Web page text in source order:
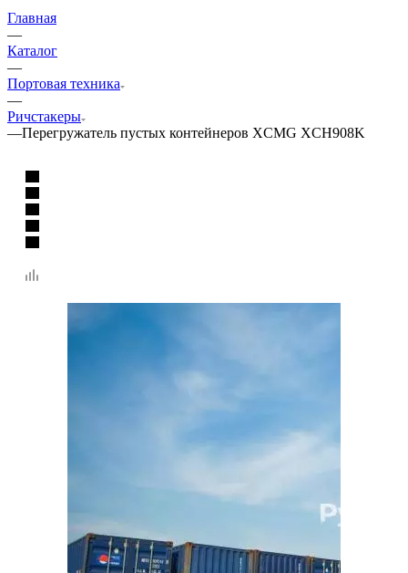
Главная
—
Каталог
—
Портовая техника
—
Ричстакеры
—Перегружатель пустых контейнеров XCMG XCH908K